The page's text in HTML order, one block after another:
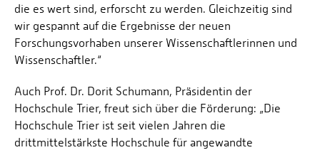
die es wert sind, erforscht zu werden. Gleichzeitig sind
wir gespannt auf die Ergebnisse der neuen
Forschungsvorhaben unserer Wissenschaftlerinnen und
Wissenschaftler.“
Auch Prof. Dr. Dorit Schumann, Präsidentin der
Hochschule Trier, freut sich über die Förderung: „Die
Hochschule Trier ist seit vielen Jahren die
drittmittelstärkste Hochschule für angewandte